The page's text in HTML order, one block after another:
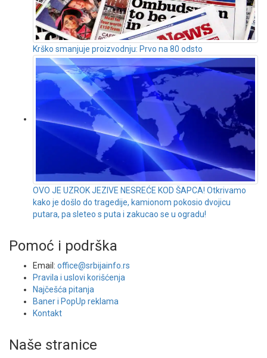
Krško smanjuje proizvodnju: Prvo na 80 odsto
OVO JE UZROK JEZIVE NESREĆE KOD ŠAPCA! Otkrivamo
kako je došlo do tragedije, kamionom pokosio dvojicu
putara, pa sleteo s puta i zakucao se u ogradu!
Pomoć i podrška
Email: office@srbijainfo.rs
Pravila i uslovi korišćenja
Najčešća pitanja
Baner i PopUp reklama
Kontakt
Naše stranice